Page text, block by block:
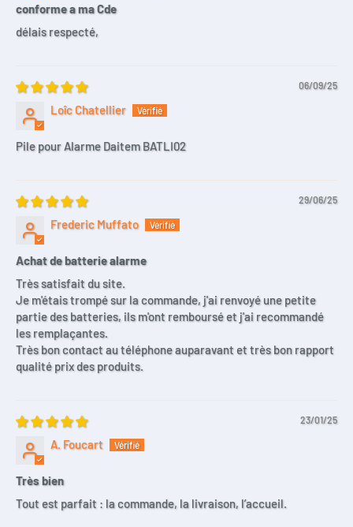
conforme a ma Cde
délais respecté,
06/09/25
Loîc Chatellier
Pile pour Alarme Daitem BATLI02
29/06/25
Frederic Muffato
Achat de batterie alarme
Très satisfait du site.
Je m'étais trompé sur la commande, j'ai renvoyé une petite
partie des batteries, ils m'ont remboursé et j'ai recommandé
les remplaçantes.
Très bon contact au téléphone auparavant et très bon rapport
qualité prix des produits.
23/01/25
A. Foucart
Très bien
Tout est parfait : la commande, la livraison, l’accueil.